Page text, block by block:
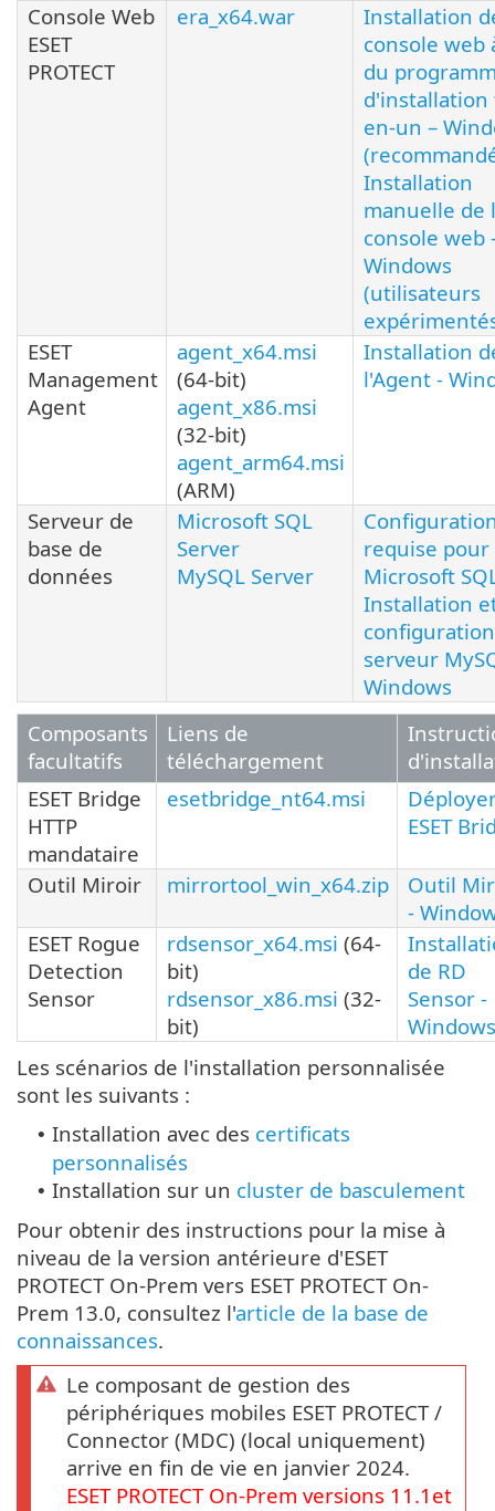
Console Web
ESET
PROTECT
era_x64.war
Installation
console web
du
en-un –
Installation
manuelle de
console web
Windows
(utilisateurs
ESET
Management
Agent
agent_x64.msi
(64-bit)
agent_x86.msi
(32-bit)
agent_arm64.msi
(ARM)
Installation
l'Agent -
Serveur de
base de
données
Microsoft SQL
Server
MySQL Server
requise pour
Microsoft
Installation
serveur
Windows
Composants
facultatifs
Liens de
téléchargement
ESET Bridge
HTTP
mandataire
esetbridge_nt64.msi
ESET
Outil Miroir mirrortool_win_x64.zip
Outil
-
ESET Rogue
Detection
Sensor
rdsensor_x64.msi (64-
bit)
rdsensor_x86.msi (32-
bit)
de RD
Sensor -
Windows
Les scénarios de l'installation personnalisée
sont les suivants :
• Installation avec des certificats
personnalisés
• Installation sur un cluster de basculement
Pour obtenir des instructions pour la mise à
niveau de la version antérieure d'ESET
PROTECT On-Prem vers ESET PROTECT On-
Prem 13.0, consultez l'article de la base de
connaissances.
Le composant de gestion des
périphériques mobiles ESET PROTECT /
Connector (MDC) (local uniquement)
arrive en fin de vie en janvier 2024.
ESET PROTECT On-Prem versions 11.1 et